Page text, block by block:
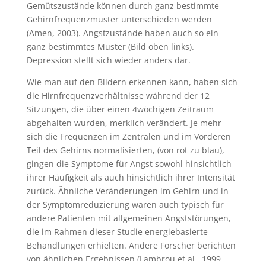
Gemütszustände können durch ganz bestimmte
Gehirnfrequenzmuster unterschieden werden
(Amen, 2003). Angstzustände haben auch so ein
ganz bestimmtes Muster (Bild oben links).
Depression stellt sich wieder anders dar.
Wie man auf den Bildern erkennen kann, haben sich
die Hirnfrequenzverhältnisse während der 12
Sitzungen, die über einen 4wöchigen Zeitraum
abgehalten wurden, merklich verändert. Je mehr
sich die Frequenzen im Zentralen und im Vorderen
Teil des Gehirns normalisierten, (von rot zu blau),
gingen die Symptome für Angst sowohl hinsichtlich
ihrer Häufigkeit als auch hinsichtlich ihrer Intensität
zurück. Ähnliche Veränderungen im Gehirn und in
der Symptomreduzierung waren auch typisch für
andere Patienten mit allgemeinen Angststörungen,
die im Rahmen dieser Studie energiebasierte
Behandlungen erhielten. Andere Forscher berichten